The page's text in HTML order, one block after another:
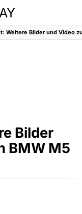
Bilder
BMW M5